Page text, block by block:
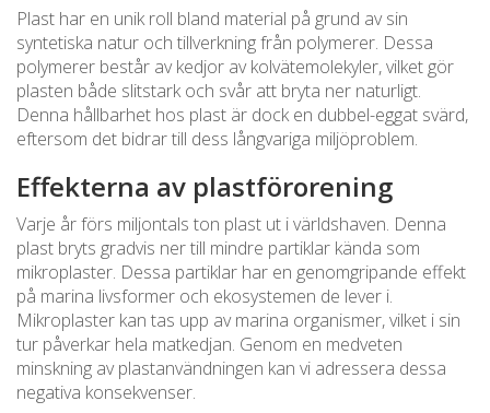
Plast har en unik roll bland material på grund av sin
syntetiska natur och tillverkning från polymerer. Dessa
polymerer består av kedjor av kolvätemolekyler, vilket gör
plasten både slitstark och svår att bryta ner naturligt.
Denna hållbarhet hos plast är dock en dubbel-eggat svärd,
eftersom det bidrar till dess långvariga miljöproblem.
Effekterna av plastförorening
Varje år förs miljontals ton plast ut i världshaven. Denna
plast bryts gradvis ner till mindre partiklar kända som
mikroplaster. Dessa partiklar har en genomgripande effekt
på marina livsformer och ekosystemen de lever i.
Mikroplaster kan tas upp av marina organismer, vilket i sin
tur påverkar hela matkedjan. Genom en medveten
minskning av plastanvändningen kan vi adressera dessa
negativa konsekvenser.